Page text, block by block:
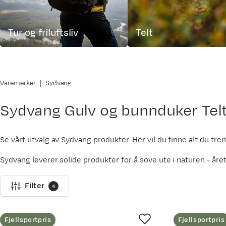
Tur og friluftsliv Telt
Varemerker Sydvang
Sydvang Gulv og bunnduker
Se vårt utvalg av Sydvang produkter. Her vil du finne alt du
Sydvang leverer solide produkter for å sove ute i naturen -
De er inspirert av den norske naturen og ser for seg vandring
Noen av produkten blir produsert i lettere materiale, slik at
Filter 4
Fjellsportpris Fjellsportpris